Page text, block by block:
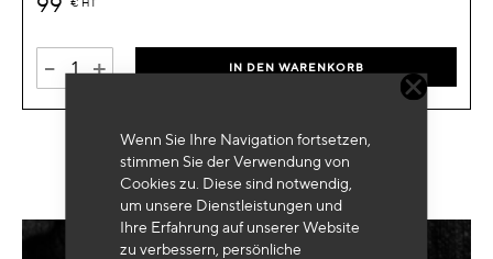
Wenn Sie Ihre Navigation fortsetzen,
stimmen Sie der Verwendung von
Cookies zu. Diese sind notwendig,
um unsere Dienstleistungen und
Ihre Erfahrung auf unserer Website
zu verbessern, persönliche
- + IN DEN WARENKORB